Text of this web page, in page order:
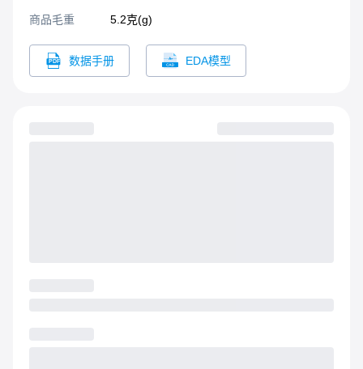
压稳定度要求不高；4）典型
应用，纯数字电路场合，一
般低频模拟电路场合，继电
器驱动电路，数据交换电路
商品毛重 5.2克(g)
数据手册 EDA模型